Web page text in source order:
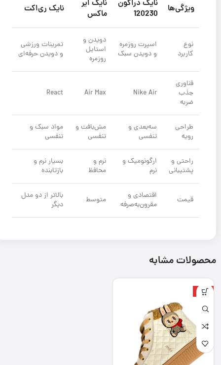
ویژگی‌ها
نایک دراگون
120230
نایک ایر
ماکس
نایک ری‌اکت
نوع
کاربرد
اسپرت روزمره
و دویدن سبک
دویدن و
استایل
روزمره
تمرینات ورزشی
و دویدن حرفه‌ای
فناوری
جذب
ضربه
Nike Air
Air Max
React
طراحی
رویه
سه‌بعدی و
تنفسی
مش‌بافت و
تنفسی
مواد سبک و
تنفسی
راحتی و
پشتیبانی
ارگونومیک و
نرم
نرم و
محافظ
بسیار نرم و
بازتابنده
قیمت
اقتصادی و
مقرون‌به‌صرفه
متوسط
بالاتر از دو مدل
دیگر
محصولات مشابه
-50%